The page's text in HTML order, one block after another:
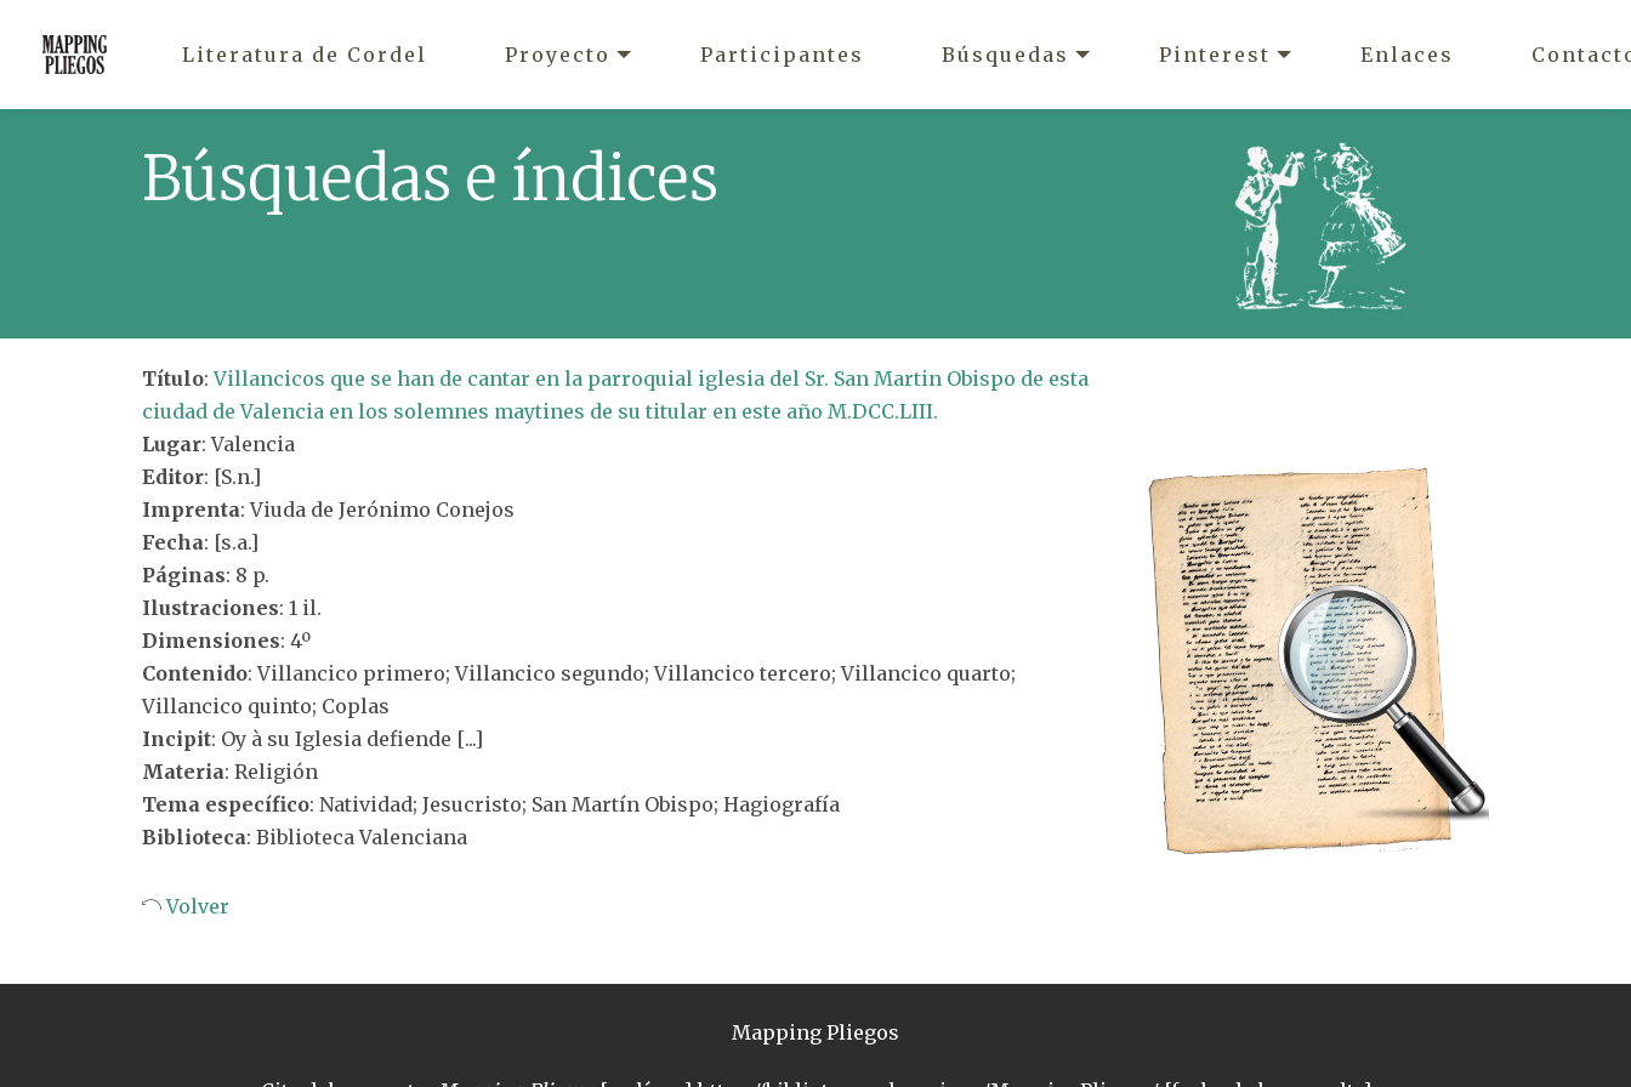
Literatura de Cordel Proyecto Participantes Búsquedas Pinterest Enlaces
Búsquedas e índices
Título:Villancicos que se han de cantar en la parroquial iglesia del Sr. San Martin Obispo de esta
ciudad de Valencia en los solemnes maytines de su titular en este año M.DCC.LIII.
Lugar: Valencia
Editor: [S.n.]
Imprenta: Viuda de Jerónimo Conejos
Fecha: [s.a.]
Páginas: 8 p.
Ilustraciones: 1 il.
Dimensiones: 4º
Contenido: Villancico primero; Villancico segundo; Villancico tercero; Villancico quarto;
Villancico quinto; Coplas
Incipit: Oy à su Iglesia defiende [...]
Materia: Religión
Tema específico: Natividad; Jesucristo; San Martín Obispo; Hagiografía
Biblioteca: Biblioteca Valenciana
Volver
Mapping Pliegos